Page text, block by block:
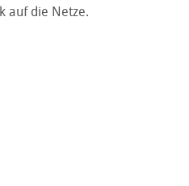
auf die Netze.